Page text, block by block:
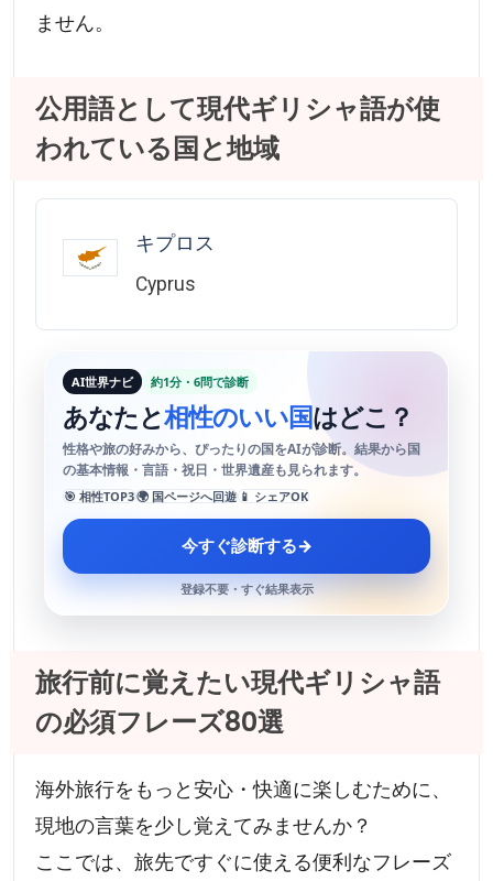
ません。
公用語として現代ギリシャ語が使
われている国と地域
キプロス
Cyprus
AI世界ナビ 約1分・6問で診断
あなたと相性のいい国はどこ？
性格や旅の好みから、ぴったりの国をAIが診断。結果から国
の基本情報・言語・祝日・世界遺産も見られます。
🎯 相性TOP3🌍 国ページへ回遊 📱 シェアOK
今すぐ診断する→
登録不要・すぐ結果表示
旅行前に覚えたい現代ギリシャ語
の必須フレーズ80選
海外旅行をもっと安心・快適に楽しむために、
現地の言葉を少し覚えてみませんか？
ここでは、旅先ですぐに使える便利なフレーズ